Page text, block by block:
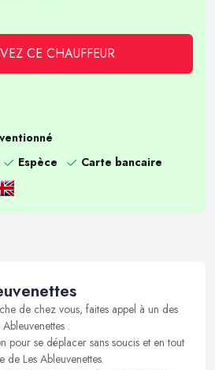
CE CHAUFFEUR
Espèce
Carte bancaire
de chez vous, faites appel à un des
.
pour se déplacer sans soucis et en tout
Les Ableuvenettes.